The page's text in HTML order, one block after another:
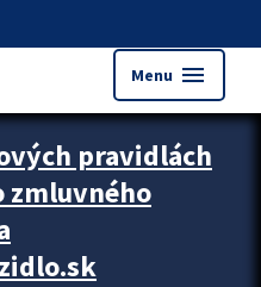
Menu menu
pravidlách